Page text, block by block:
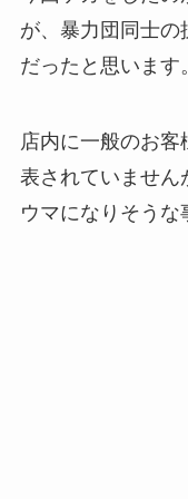
が、暴力団同士
だったと思います。
店内に一般のお
表されていません
ウマになりそうな